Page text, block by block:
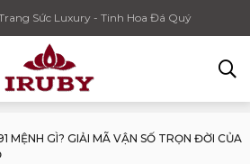
Sức Luxury - Tinh Hoa Đá Quý
MỆNH GÌ? GIẢI MÃ VẬN SỐ TRỌN ĐỜI CỦA